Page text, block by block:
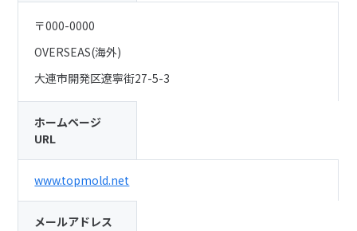
〒000-0000
OVERSEAS(海外)
大連市開発区遼寧街27-5-3
ホームページ
URL
www.topmold.net
メールアドレス